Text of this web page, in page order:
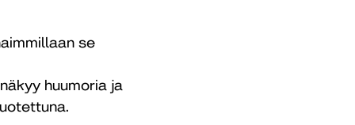
se
huumoria ja